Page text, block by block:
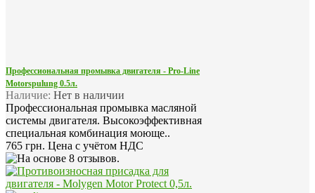
Профессиональная промывка двигателя - Pro-Line
Motorspulung 0.5л.
Наличие: Нет в наличии
Профессиональная промывка масляной
системы двигателя. Высокоэффективная
специальная комбинация моюще..
765 грн. Цена с учётом НДС